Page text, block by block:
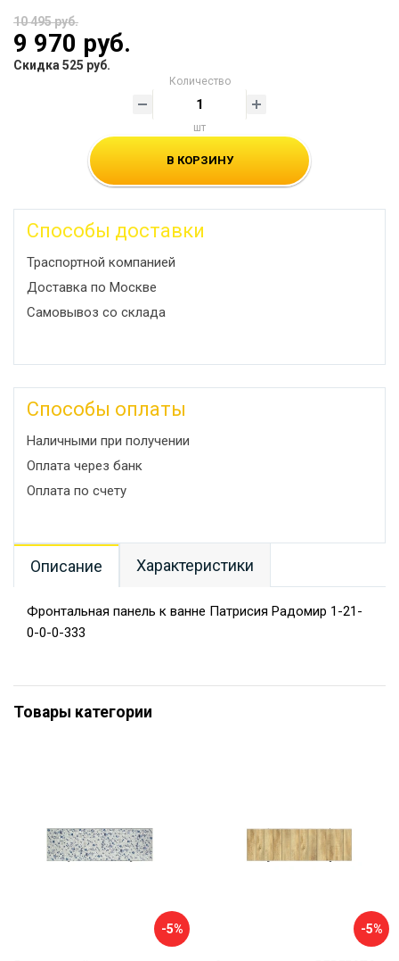
10 495 руб.
9 970 руб.
Скидка 525 руб.
Количество
шт
В КОРЗИНУ
Способы доставки
Траспортной компанией
Доставка по Москве
Самовывоз со склада
Способы оплаты
Наличными при получении
Оплата через банк
Оплата по счету
Описание Характеристики
Фронтальная панель к ванне Патрисия Радомир 1-21-
0-0-0-333
Товары категории
-5% -5%